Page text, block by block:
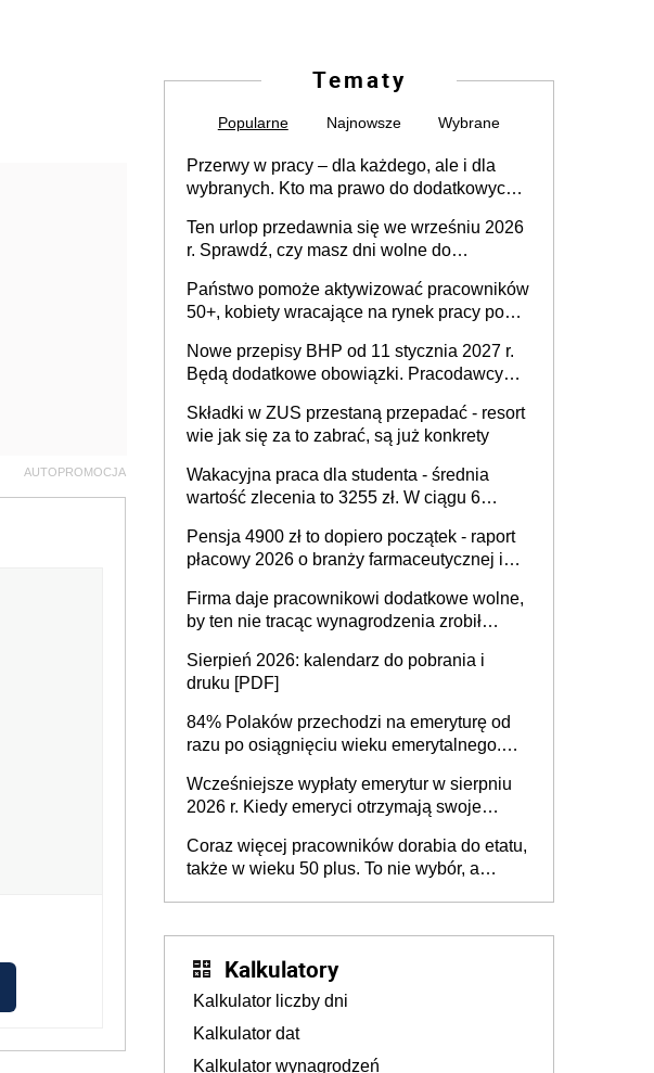
AUTOPROMOCJA
Tematy
Popularne Najnowsze Wybrane
Przerwy w pracy – dla każdego, ale i dla
wybranych. Kto ma prawo do dodatkowych
Ten urlop przedawnia się we wrześniu 2026
r. Sprawdź, czy masz dni wolne do
Państwo pomoże aktywizować pracowników
50+, kobiety wracające na rynek pracy po
osoby neuroatypowe. Powstanie Fundusz
na rzecz Inkluzywności w Zatrudnianiu?
Nowe przepisy BHP od 11 stycznia 2027 r.
Będą dodatkowe obowiązki. Pracodawcy
Składki w ZUS przestaną przepadać - resort
wie jak się za to zabrać, są już konkrety
Wakacyjna praca dla studenta - średnia
wartość zlecenia to 3255 zł. W ciągu 6
ponad 10,7 tys. zł
Pensja 4900 zł to dopiero początek - raport
płacowy 2026 o branży farmaceutycznej i
Firma daje pracownikowi dodatkowe wolne,
by ten nie tracąc wynagrodzenia zrobił
sprawdza
Sierpień 2026: kalendarz do pobrania i
druku [PDF]
84% Polaków przechodzi na emeryturę od
razu po osiągnięciu wieku emerytalnego.
dłużej, ale czy jest w stanie? Pracownicy
45+ to siła napędowa gospodarki
Wcześniejsze wypłaty emerytur w sierpniu
2026 r. Kiedy emeryci otrzymają swoje
Coraz więcej pracowników dorabia do etatu,
także w wieku 50 plus. To nie wybór, a
Kalkulatory
Kalkulator liczby dni
Kalkulator dat
Kalkulator wynagrodzeń